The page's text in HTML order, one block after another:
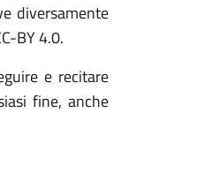
diversamente
BY 4.0.
e recitare
fine, anche